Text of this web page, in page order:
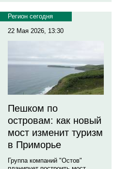
Регион сегодня
22 Мая 2026, 13:30
Пешком по
островам: как новый
мост изменит туризм
в Приморье
Группа компаний "Остов"